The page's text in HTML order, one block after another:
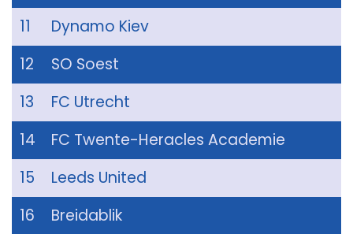
11
Dynamo Kiev
12
SO Soest
13
FC Utrecht
14
FC Twente-Heracles Academie
15
Leeds United
16
Breidablik